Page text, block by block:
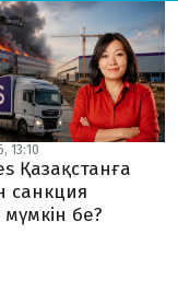
13:10
Қазақстанға
санкция
бе?